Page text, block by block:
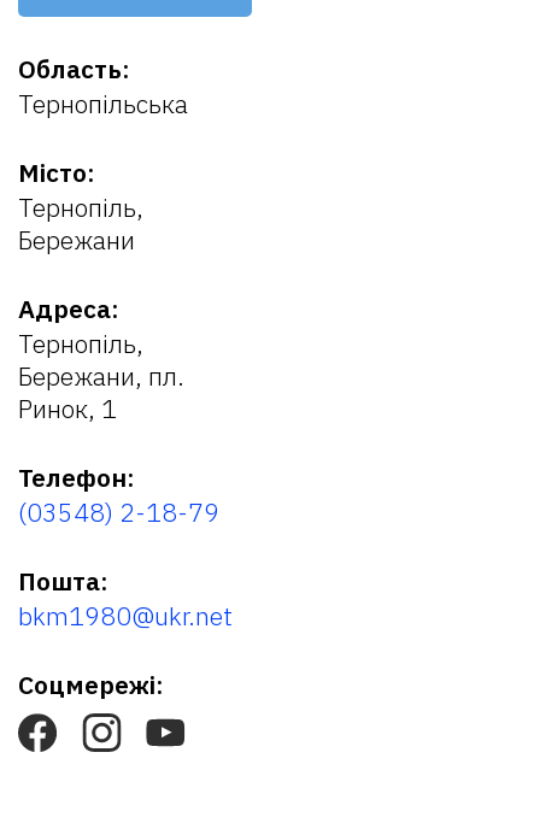
Область:
Тернопільська
Місто:
Тернопіль,
Бережани
Адреса:
Тернопіль,
Бережани, пл.
Ринок, 1
Телефон:
(03548) 2-18-79
Пошта:
bkm1980@ukr.net
Соцмережі: